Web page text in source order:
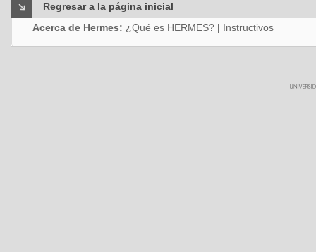
Regresar a la página inicial
Acerca de Hermes: ¿Qué es HERMES? | Instructivos